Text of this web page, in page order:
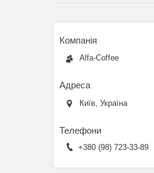
Alfa-Coffee
Київ, Україна
+380 (98) 723-33-89